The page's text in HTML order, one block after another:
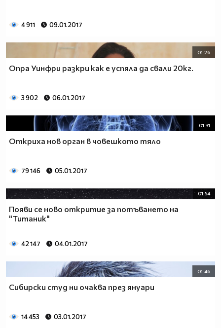
4 911 09.01.2017
01:26
Опра Уинфри разкри как е успяла да свали 20кг.
3 902 06.01.2017
01:31
Откриха нов орган в човешкото тяло
79 146 05.01.2017
01:54
Появи се ново откритие за потъването на
"Титаник"
42 147 04.01.2017
01:46
Сибирски студ ни очаква през януари
14 453 03.01.2017